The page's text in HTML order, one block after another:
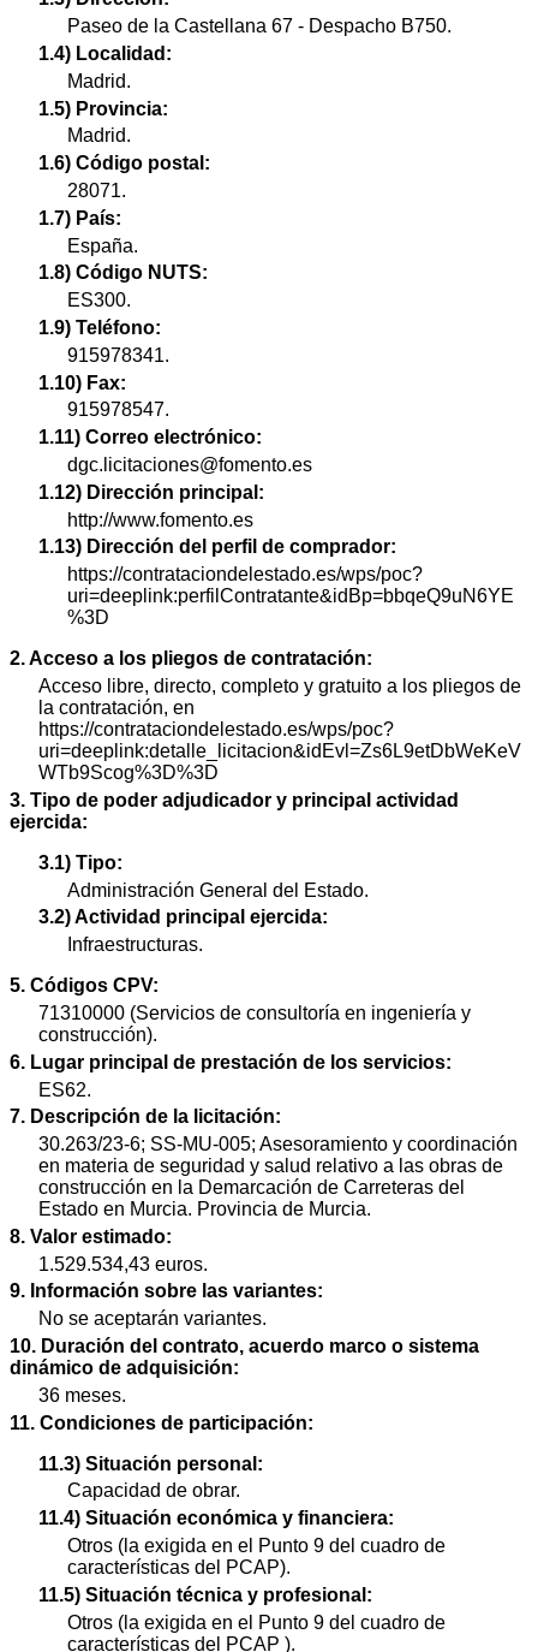
Paseo de la Castellana 67 - Despacho B750.
1.4) Localidad:
Madrid.
1.5) Provincia:
Madrid.
1.6) Código postal:
28071.
1.7) País:
España.
1.8) Código NUTS:
ES300.
1.9) Teléfono:
915978341.
1.10) Fax:
915978547.
1.11) Correo electrónico:
dgc.licitaciones@fomento.es
1.12) Dirección principal:
http://www.fomento.es
1.13) Dirección del perfil de comprador:
https://contrataciondelestado.es/wps/poc?
uri=deeplink:perfilContratante&idBp=bbqeQ9uN6YE
%3D
2. Acceso a los pliegos de contratación:
Acceso libre, directo, completo y gratuito a los pliegos de
la contratación, en
https://contrataciondelestado.es/wps/poc?
uri=deeplink:detalle_licitacion&idEvl=Zs6L9etDbWeKeV
WTb9Scog%3D%3D
3. Tipo de poder adjudicador y principal actividad
ejercida:
3.1) Tipo:
Administración General del Estado.
3.2) Actividad principal ejercida:
Infraestructuras.
5. Códigos CPV:
71310000 (Servicios de consultoría en ingeniería y
construcción).
6. Lugar principal de prestación de los servicios:
ES62.
7. Descripción de la licitación:
30.263/23-6; SS-MU-005; Asesoramiento y coordinación
en materia de seguridad y salud relativo a las obras de
construcción en la Demarcación de Carreteras del
Estado en Murcia. Provincia de Murcia.
8. Valor estimado:
1.529.534,43 euros.
9. Información sobre las variantes:
No se aceptarán variantes.
10. Duración del contrato, acuerdo marco o sistema
dinámico de adquisición:
36 meses.
11. Condiciones de participación:
11.3) Situación personal:
Capacidad de obrar.
11.4) Situación económica y financiera:
Otros (la exigida en el Punto 9 del cuadro de
características del PCAP).
11.5) Situación técnica y profesional:
Otros (la exigida en el Punto 9 del cuadro de
características del PCAP ).